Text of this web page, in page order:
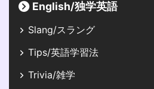
English/独学英語
Slang/スラング
Tips/英語学習法
Trivia/雑学